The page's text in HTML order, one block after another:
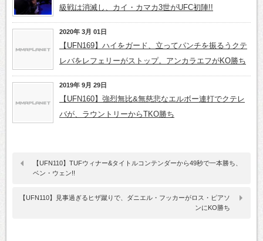
級戦は消滅し、カイ・カマカ3世がUFC初陣!!
2020年 3月 01日
【UFN169】ハイをガード、立ってパンチを振るうクテ
レバをレフェリーがストップ。アンカラエフがKO勝ち
2019年 9月 29日
【UFN160】強烈無比&無慈悲なエルボー連打でクテレ
バが、ラウントリーからTKO勝ち
【UFN110】TUFウィナー&タイトルコンテンダーから49秒で一本勝ち、
ベン・ウェン!!
【UFN110】見事過ぎるヒザ蹴りで、ダニエル・フッカーがロス・ピアソ
ンにKO勝ち